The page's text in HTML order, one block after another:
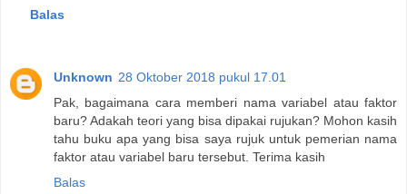
Balas
Unknown 28 Oktober 2018 pukul 17.01
Pak, bagaimana cara memberi nama variabel atau faktor
baru? Adakah teori yang bisa dipakai rujukan? Mohon kasih
tahu buku apa yang bisa saya rujuk untuk pemerian nama
faktor atau variabel baru tersebut. Terima kasih
Balas